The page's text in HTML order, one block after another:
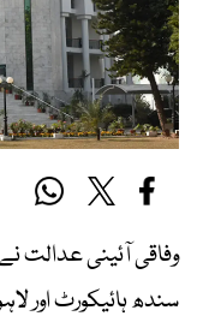
وفاقی آئینی عدالت
سندھ ہائیکورٹ اور